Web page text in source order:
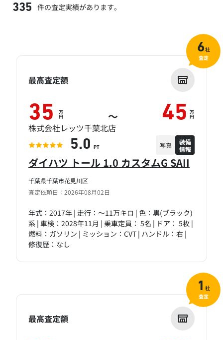
335 件の査定実績があります。
千葉県千葉市花見川区
査定依頼日：2026年08月02日
ダイハツ トール 1.0 カスタムG SAII
年式：2017年 | 走行：～11万キロ | 色：黒(ブラック)
系 | 車検：2028年11月 | 乗車定員： 5名 | ドア： 5枚 |
燃料：ガソリン | ミッション：CVT | ハンドル：右 |
修復歴：なし
最高査定額
35 万
円 ～ 45 万
円
株式会社レッツ千葉北店
5.0 PT 写真
装備
情報
6社
査定
最高査定額
1 社
査定